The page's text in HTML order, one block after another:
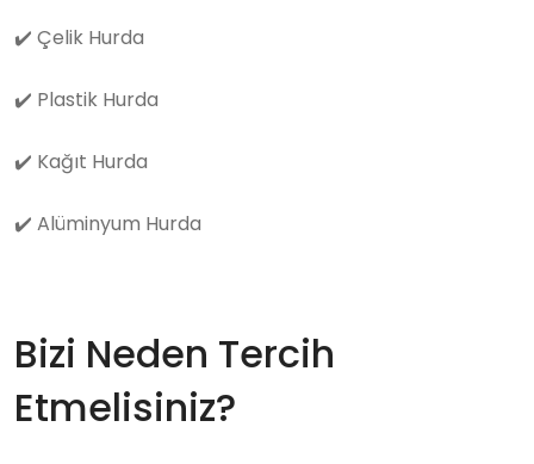
✔️ Çelik Hurda
✔️ Plastik Hurda
✔️ Kağıt Hurda
✔️ Alüminyum Hurda
Bizi Neden Tercih
Etmelisiniz?